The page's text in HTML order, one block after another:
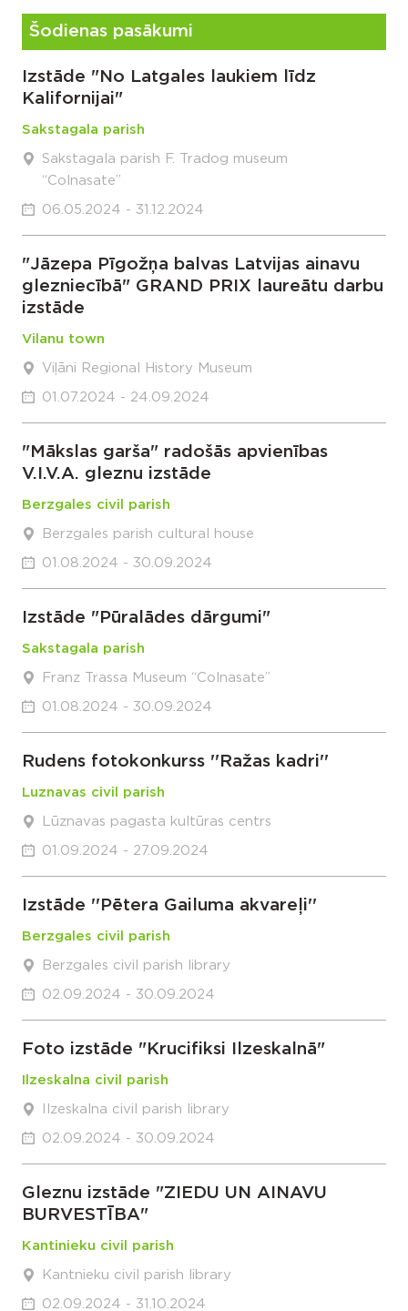
Šodienas pasākumi
Izstāde "No Latgales laukiem līdz
Kalifornijai"
Sakstagala parish
Sakstagala parish F. Tradog museum
“Colnasate”
06.05.2024 - 31.12.2024
"Jāzepa Pīgožņa balvas Latvijas ainavu
glezniecībā" GRAND PRIX laureātu darbu
izstāde
Vilanu town
Viļāni Regional History Museum
01.07.2024 - 24.09.2024
"Mākslas garša" radošās apvienības
V.I.V.A. gleznu izstāde
Berzgales civil parish
Berzgales parish cultural house
01.08.2024 - 30.09.2024
Izstāde "Pūralādes dārgumi"
Sakstagala parish
Franz Trassa Museum “Colnasate”
01.08.2024 - 30.09.2024
Rudens fotokonkurss ''Ražas kadri''
Luznavas civil parish
Lūznavas pagasta kultūras centrs
01.09.2024 - 27.09.2024
Izstāde ''Pētera Gailuma akvareļi''
Berzgales civil parish
Berzgales civil parish library
02.09.2024 - 30.09.2024
Foto izstāde "Krucifiksi Ilzeskalnā"
Ilzeskalna civil parish
Ilzeskalna civil parish library
02.09.2024 - 30.09.2024
Gleznu izstāde "ZIEDU UN AINAVU
BURVESTĪBA"
Kantinieku civil parish
Kantnieku civil parish library
02.09.2024 - 31.10.2024